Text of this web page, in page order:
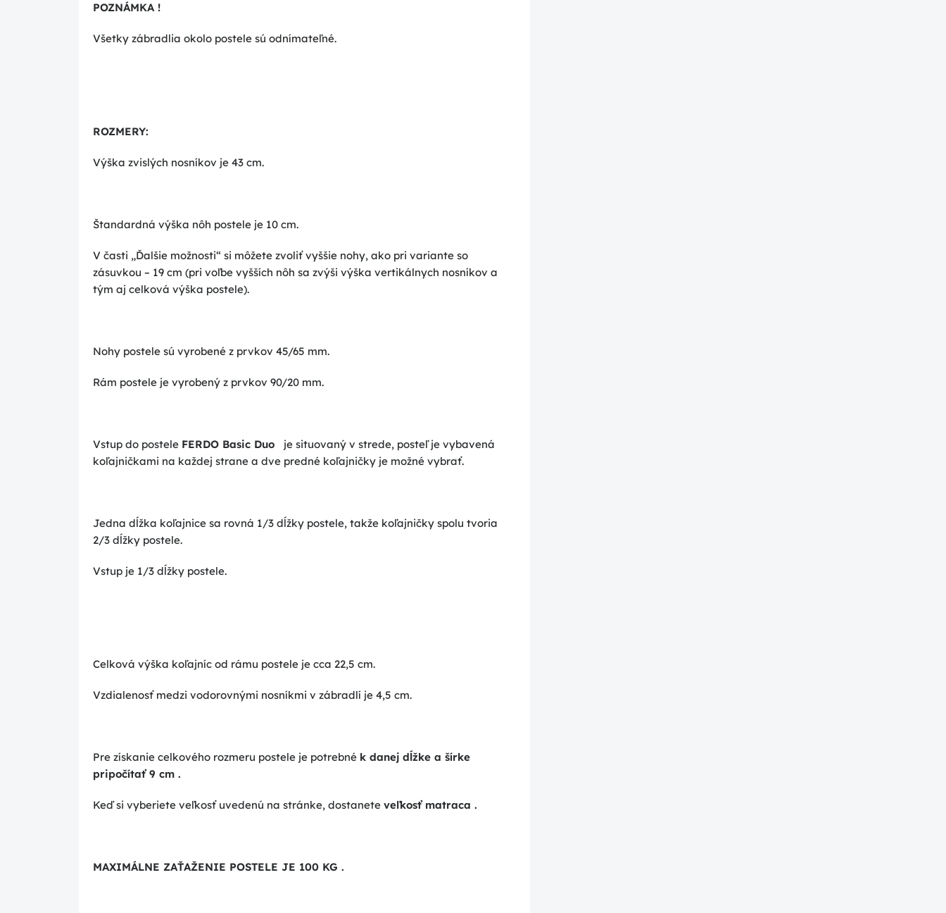
POZNÁMKA !
Všetky zábradlia okolo postele sú odnímateľné.
ROZMERY:
Výška zvislých nosníkov je 43 cm.
Štandardná výška nôh postele je 10 cm.
V časti „Ďalšie možnosti“ si môžete zvoliť vyššie nohy, ako pri variante so
zásuvkou – 19 cm (pri voľbe vyšších nôh sa zvýši výška vertikálnych nosníkov a
tým aj celková výška postele).
Nohy postele sú vyrobené z prvkov 45/65 mm.
Rám postele je vyrobený z prvkov 90/20 mm.
Vstup do postele FERDO Basic Duo
je situovaný v strede, posteľ je vybavená
koľajničkami na každej strane a dve predné koľajničky je možné vybrať.
Jedna dĺžka koľajnice sa rovná 1/3 dĺžky postele, takže koľajničky spolu tvoria
2/3 dĺžky postele.
Vstup je 1/3 dĺžky postele.
Celková výška koľajníc od rámu postele je cca 22,5 cm.
Vzdialenosť medzi vodorovnými nosníkmi v zábradlí je 4,5 cm.
Pre získanie celkového rozmeru postele je potrebné k danej dĺžke a šírke
pripočítať 9 cm .
Keď si vyberiete veľkosť uvedenú na stránke, dostanete veľkosť matraca .
MAXIMÁLNE ZAŤAŽENIE POSTELE JE 100 KG .